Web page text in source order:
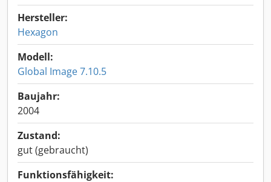
Hersteller:
Hexagon
Modell:
Global Image 7.10.5
Baujahr:
2004
Zustand:
gut (gebraucht)
Funktionsfähigkeit: